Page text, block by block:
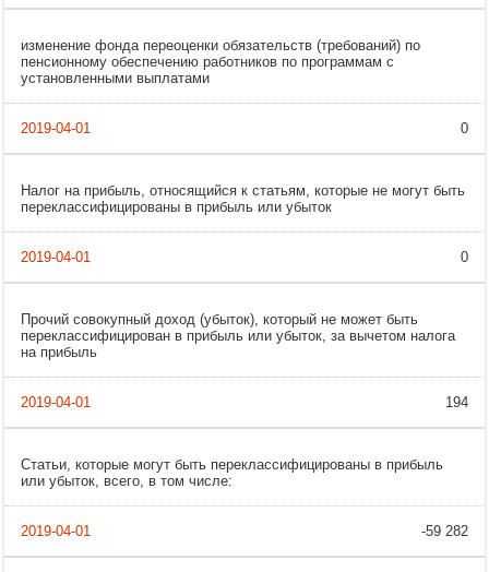
изменение фонда переоценки обязательств (требований) по
пенсионному обеспечению работников по программам с
установленными выплатами
0
Налог на прибыль, относящийся к статьям, которые не могут быть
переклассифицированы в прибыль или убыток
0
Прочий совокупный доход (убыток), который не может быть
переклассифицирован в прибыль или убыток, за вычетом налога
на прибыль
194
Статьи, которые могут быть переклассифицированы в прибыль
или убыток, всего, в том числе:
-59 282